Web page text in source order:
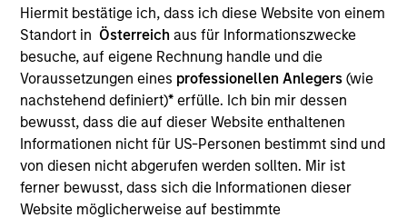
Hiermit bestätige ich, dass ich diese Website von einem
Standort in Österreich aus für Informationszwecke
besuche, auf eigene Rechnung handle und die
Voraussetzungen eines professionellen Anlegers(wie
nachstehend definiert)* erfülle. Ich bin mir dessen
bewusst, dass die auf dieser Website enthaltenen
Informationen nicht für US-Personen bestimmt sind und
von diesen nicht abgerufen werden sollten. Mir ist
ferner bewusst, dass sich die Informationen dieser
Website möglicherweise auf bestimmte
TEAM
Parametric
Ricky is co-lead of Parametric’s Overlay Solutions
Team. He has extensive experience designing and
implementing policy-driven overlay portfolios for